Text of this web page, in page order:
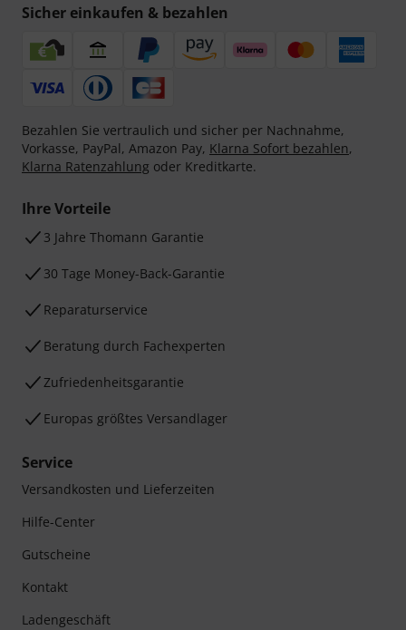
Sicher einkaufen & bezahlen
Bezahlen Sie vertraulich und sicher per Nachnahme,
Vorkasse, PayPal, Amazon Pay, Klarna Sofort bezahlen,
Klarna Ratenzahlung oder Kreditkarte.
Ihre Vorteile
3 Jahre Thomann Garantie
30 Tage Money-Back-Garantie
Reparaturservice
Beratung durch Fachexperten
Zufriedenheitsgarantie
Europas größtes Versandlager
Service
Versandkosten und Lieferzeiten
Hilfe-Center
Gutscheine
Kontakt
Ladengeschäft